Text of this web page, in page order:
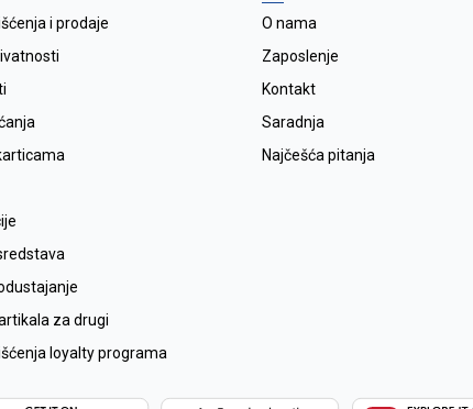
i prodaje
za drugi
loyalty programa
O nama
Zaposlenje
Kontakt
Saradnja
Najčešća pitanja